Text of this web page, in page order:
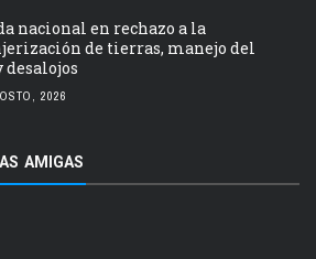
nacional en rechazo a la
de tierras, manejo del
desalojos
2026
AMIGAS